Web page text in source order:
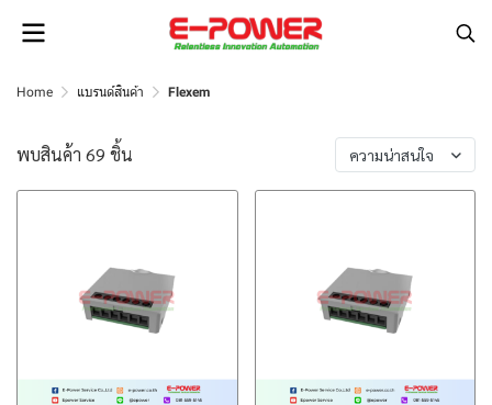
Home แบรนด์สินค้า Flexem
พบสินค้า 69 ชิ้น ความน่าสนใจ